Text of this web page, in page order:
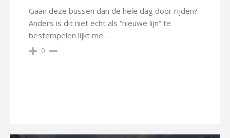
Gaan deze bussen dan de hele dag door rijden?
Anders is dit niet echt als “nieuwe lijn” te
bestempelen lijkt me…
0